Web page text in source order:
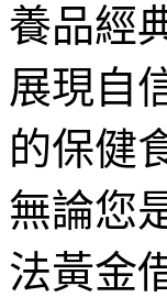
養品經
展現自
的保健
無論您
法黃金